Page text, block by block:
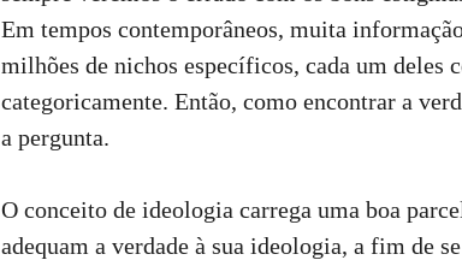
Em tempos contemporâneos, muita
milhões de nichos específicos, cada um deles
categoricamente. Então, como encontrar a
a pergunta.
O conceito de ideologia carrega uma boa
adequam a verdade à sua ideologia, a fim de